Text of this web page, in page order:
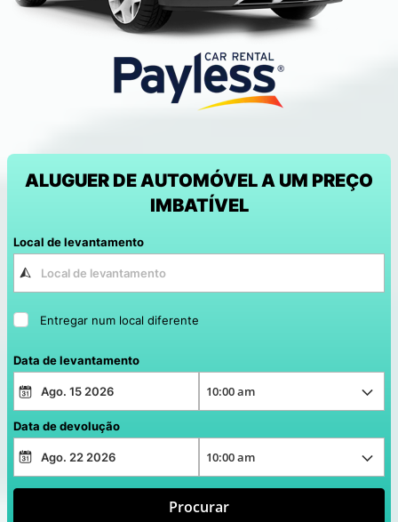
ALUGUER DE AUTOMÓVEL A UM PREÇO
IMBATÍVEL
Local de levantamento
Entregar num local diferente
Data de levantamento
Data de devolução
Procurar